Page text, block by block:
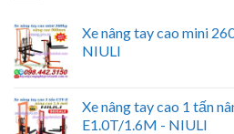
Xe nâng tay cao mini
NIULI
Xe nâng tay cao 1 tấn
E1.0T/1.6M - NIULI